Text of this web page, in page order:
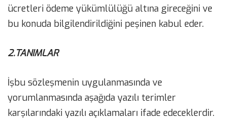
ücretleri ödeme yükümlülüğü altına gireceğini ve
bu konuda bilgilendirildiğini peşinen kabul eder.
2.TANIMLAR
İşbu sözleşmenin uygulanmasında ve
yorumlanmasında aşağıda yazılı terimler
karşılarındaki yazılı açıklamaları ifade edeceklerdir.